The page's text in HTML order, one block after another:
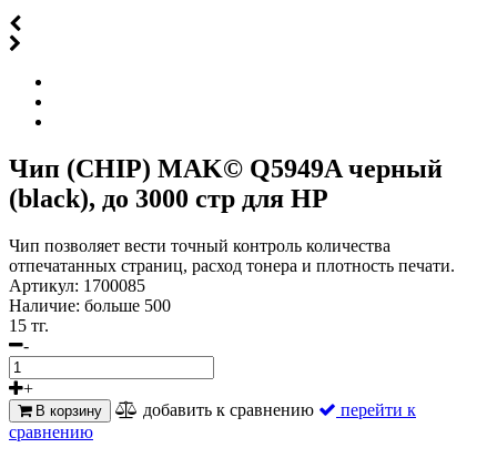
Чип (CHIP) MAK© Q5949A черный
(black), до 3000 стр для HP
Чип позволяет вести точный контроль количества
отпечатанных страниц, расход тонера и плотность печати.
Артикул: 1700085
Наличие: больше 500
15 тг.
-
+
В корзину добавить к сравнению
перейти к
сравнению